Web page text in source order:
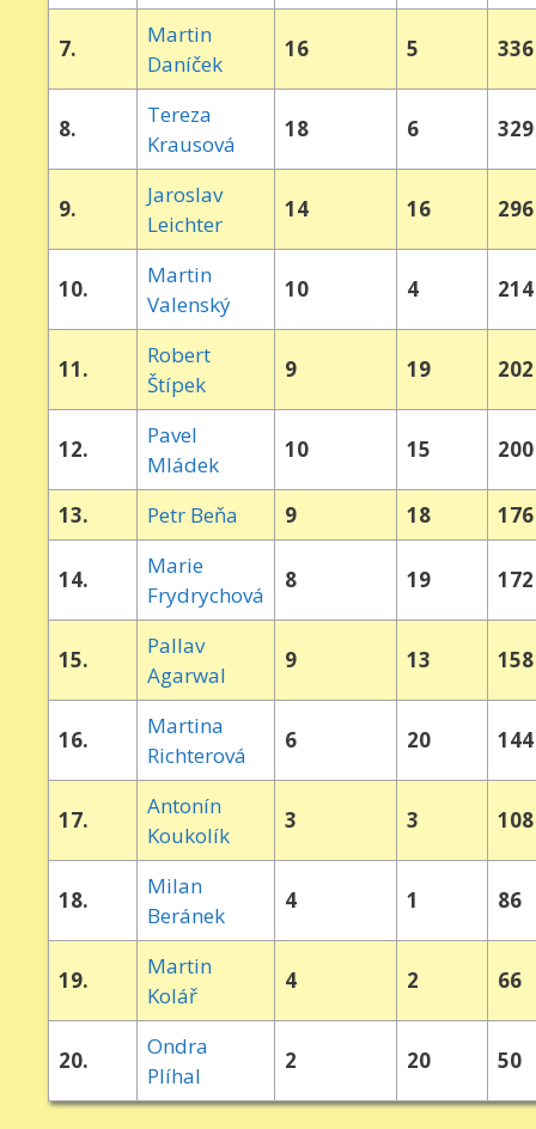
7.
Martin
Daníček
16 5 336
8.
Tereza
Krausová
18 6 329
9.
Jaroslav
Leichter
14 16 296
10.
Martin
Valenský
10 4 214
11.
Robert
Štípek
9 19 202
12.
Pavel
Mládek
10 15 200
13. Petr Beňa 9 18 176
14.
Marie
Frydrychová
8 19 172
15.
Pallav
Agarwal
9 13 158
16.
Martina
Richterová
6 20 144
17.
Antonín
Koukolík
3 3 108
18.
Milan
Beránek
4 1 86
19.
Martin
Kolář
4 2 66
20.
Ondra
Plíhal
2 20 50